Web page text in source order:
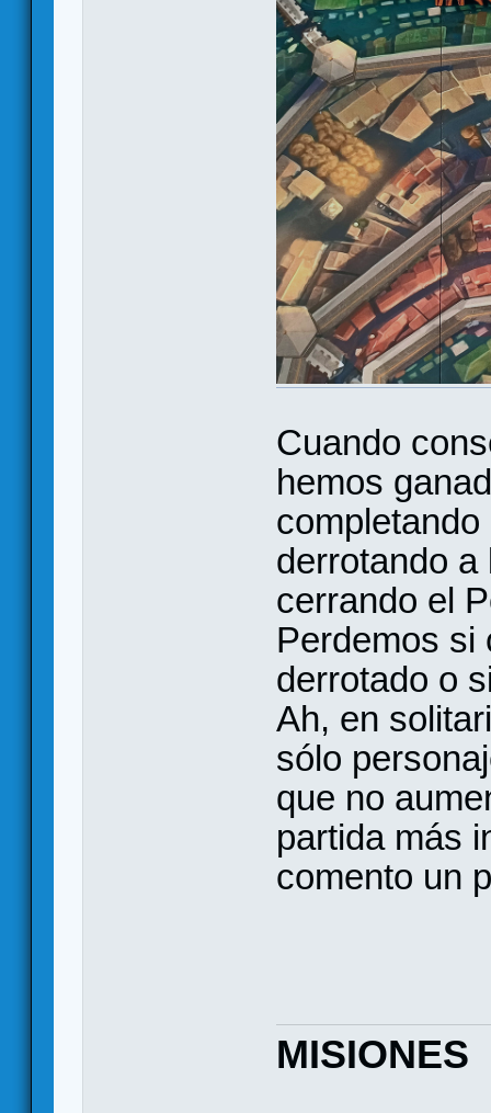
Cuando
hemos
derrotando
cerrando el
Perdemos si
derrotado o
Ah, en
sólo
que no
partida más
comento un
MISIONES